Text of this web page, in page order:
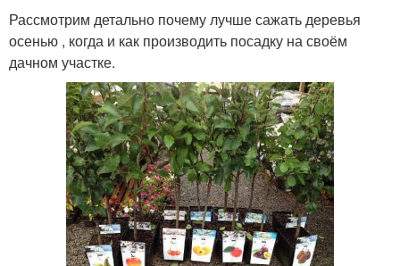
Рассмотрим детально почему лучше сажать деревья
осенью , когда и как производить посадку на своём
дачном участке.